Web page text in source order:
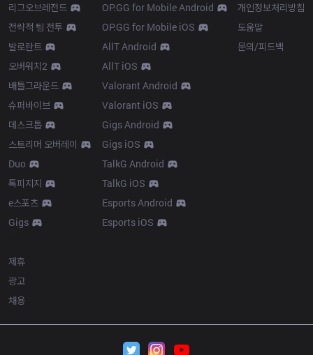
리그오브레전드
전략적 팀 전투
발로란트
오버워치2
배틀그라운드
슈퍼바이브
데스크톱
스트리머 오버레이
Duo
톡피지지
e스포츠
Gigs
OP.GG for Mobile Android
OP.GG for Mobile iOS
AllT Android
AllT iOS
Valorant Android
Valorant iOS
Gigs Android
Gigs iOS
TalkG Android
TalkG iOS
Esports Android
Esports iOS
개인정보처리방침
도움말
문의/피드백
제휴
광고
채용